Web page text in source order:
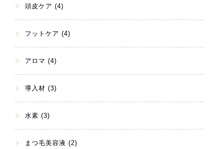
頭皮ケア (4)
フットケア (4)
アロマ (4)
導入材 (3)
水素 (3)
まつ毛美容液 (2)